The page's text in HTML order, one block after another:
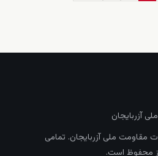
آزربایجان
ملی آزربایجان. تمامی
محفوظ است.